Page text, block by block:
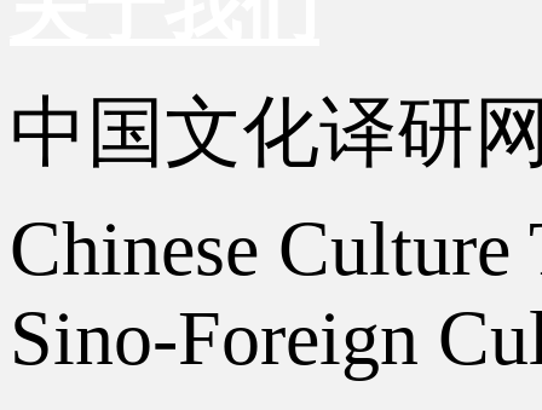
中国文化译研
Chinese
Sino-Foreign